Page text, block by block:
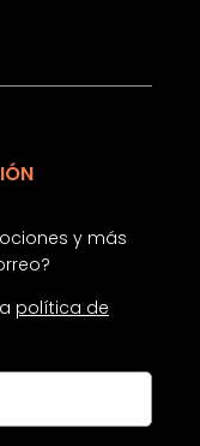
y más
política de